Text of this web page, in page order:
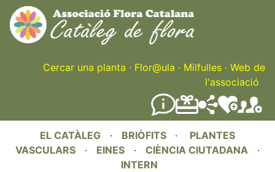
Skip
to
main
content
Cercar una planta · Flor@ula · Milfulles · Web de
l'associació
EL CATÀLEG · BRIÒFITS · PLANTES
VASCULARS · EINES · CIÈNCIA CIUTADANA ·
INTERN